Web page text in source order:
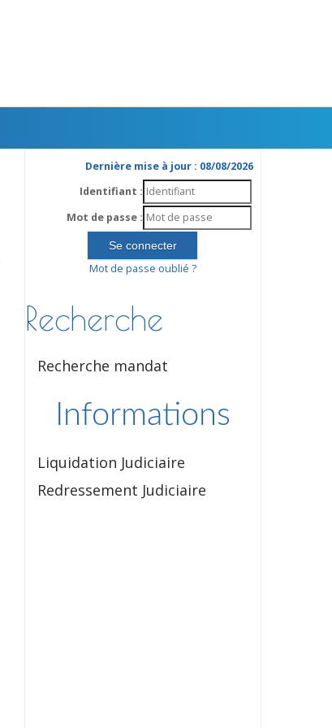
Dernière mise à jour : 08/08/2026
Identifiant :
Mot de passe :
Mot de passe oublié ?
Recherche
Recherche mandat
Informations
Liquidation Judiciaire
Redressement Judiciaire